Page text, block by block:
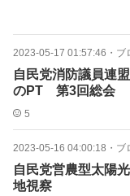
2023-05-17 01:57:46 ・ ブ
自民党消防議員連
のPT 第3回総会
5
2023-05-16 04:00:18 ・ ブ
自民党営農型太陽
地視察